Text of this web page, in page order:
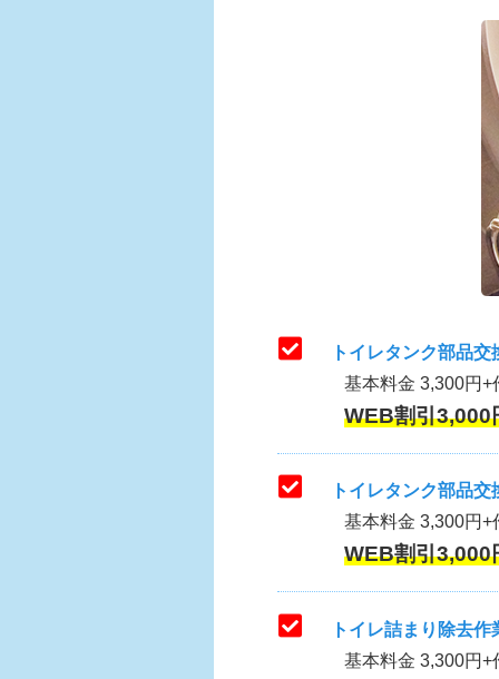
トイレタンク部品
基本料金 3,300円
WEB割引
トイレタンク部品
基本料金 3,300円+
WEB割引
トイレ詰まり除去作
基本料金 3,300円+